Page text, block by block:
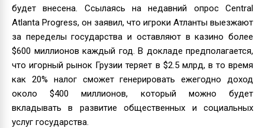
будет внесена. Ссылаясь на недавний опрос Central
Atlanta Progress, он заявил, что игроки Атланты выезжают
за переделы государства и оставляют в казино более
$600 миллионов каждый год. В докладе предполагается,
что игорный рынок Грузии теряет в $2.5 млрд, в то время
как 20% налог сможет генерировать ежегодно доход
около $400 миллионов, который можно будет
вкладывать в развитие общественных и социальных
услуг государства.